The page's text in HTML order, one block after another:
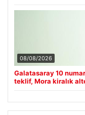
08/08/2026
Galatasaray 10
teklif, Mora kiralık